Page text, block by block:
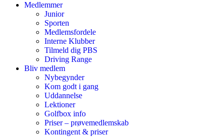
Medlemmer
Junior
Sporten
Medlemsfordele
Interne Klubber
Tilmeld dig PBS
Driving Range
Bliv medlem
Nybegynder
Kom godt i gang
Uddannelse
Lektioner
Golfbox info
Priser – prøvemedlemskab
Kontingent & priser